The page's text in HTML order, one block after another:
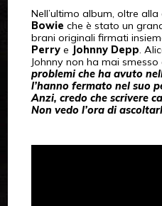
Nell’ultimo album, oltre alla
Bowie che è stato un
brani originali firmati
Perrye Johnny Depp.
Johnny non ha mai
problemi che ha avuto
l’hanno fermato nel suo
Anzi, credo che scrivere
Non vedo l’ora di